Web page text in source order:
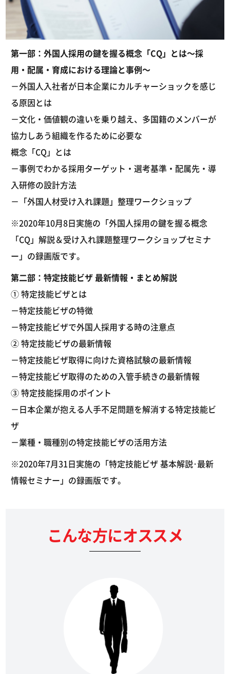
第一部：外国人採用の鍵を握る概念「CQ」とは～採
用・配属・育成における理論と事例～
－外国人入社者が日本企業にカルチャーショックを感じ
る原因とは
－文化・価値観の違いを乗り越え、多国籍のメンバーが
協力しあう組織を作るために必要な
概念「CQ」とは
－事例でわかる採用ターゲット・選考基準・配属先・導
入研修の設計方法
－「外国人材受け入れ課題」整理ワークショップ
※2020年10月8日実施の「外国人採用の鍵を握る概念
「CQ」解説＆受け入れ課題整理ワークショップセミナ
ー」の録画版です。
第二部：特定技能ビザ 最新情報・まとめ解説
① 特定技能ビザとは
－特定技能ビザの特徴
－特定技能ビザで外国人採用する時の注意点
② 特定技能ビザの最新情報
－特定技能ビザ取得に向けた資格試験の最新情報
－特定技能ビザ取得のための入管手続きの最新情報
③ 特定技能採用のポイント
－日本企業が抱える人手不足問題を解消する特定技能ビ
ザ
－業種・職種別の特定技能ビザの活用方法
※2020年7月31日実施の「特定技能ビザ 基本解説･最新
情報セミナー」の録画版です。
こんな方にオススメ